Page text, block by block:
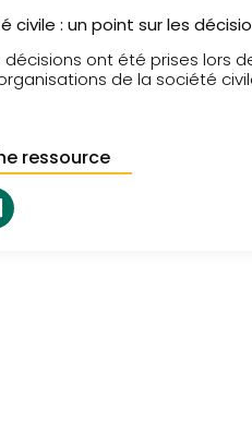
civile : un point sur les
ont été prises lors
de la société
ressource